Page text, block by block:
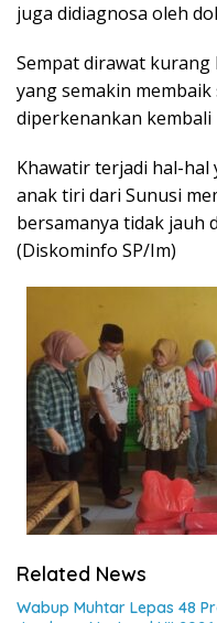
juga didiagnosa oleh
Sempat dirawat
yang semakin
diperkenankan kembali
Khawatir terjadi hal-
anak tiri dari Sunusi
bersamanya tidak jauh
(Diskominfo SP/Im)
Related News
Wabup Muhtar Lepas 48